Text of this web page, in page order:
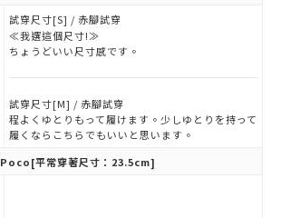
試穿尺寸[S] / 赤腳試穿
≪我選這個尺寸!≫
ちょうどいい尺寸感です。
試穿尺寸[M] / 赤腳試穿
程よくゆとりもって履けます。少しゆとりを持って
履くならこちらでもいいと思います。
Poco[平常穿著尺寸：23.5cm]